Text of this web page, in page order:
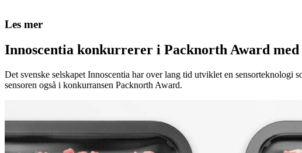
Les mer
Innoscentia konkurrerer i Packnorth Award med
Det svenske selskapet Innoscentia har over lang tid utviklet en
sensoren også i konkurransen Packnorth Award.